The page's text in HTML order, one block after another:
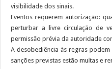
visibilidade dos sinais.
Eventos requerem autorização:
perturbar a livre circulação de
permissão prévia da autoridade
A desobediência às regras podem
sanções previstas estão multas e